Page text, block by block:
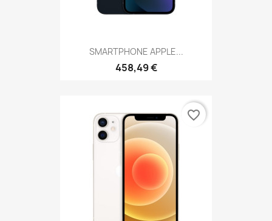
SMARTPHONE APPLE...
458,49 €
favorite_border